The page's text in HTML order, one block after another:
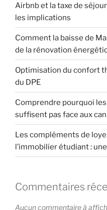
Airbnb et la taxe de
les implications
Comment la baisse de
de la rénovation
Optimisation du confort
du DPE
Comprendre pourquoi
suffisent pas face aux
Les compléments de
l’immobilier étudiant :
Commentaires
Aucun commentaire à